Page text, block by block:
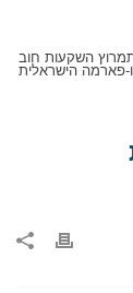
השקעות חוב
פארמה הישראלית